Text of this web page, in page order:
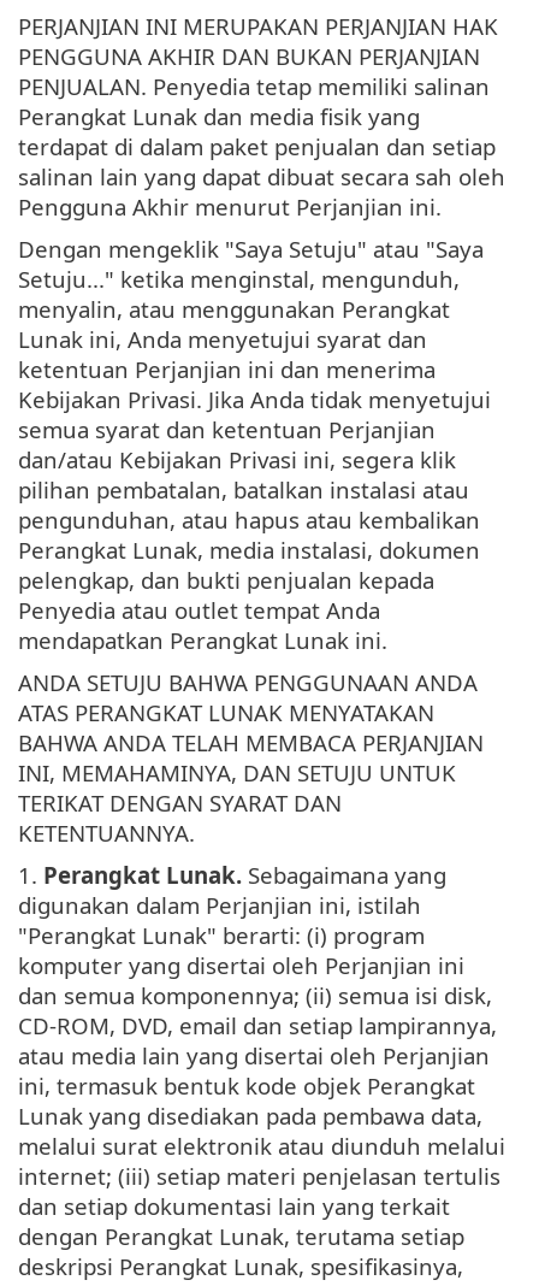
PERJANJIAN INI MERUPAKAN PERJANJIAN HAK
PENGGUNA AKHIR DAN BUKAN PERJANJIAN
PENJUALAN. Penyedia tetap memiliki salinan
Perangkat Lunak dan media fisik yang
terdapat di dalam paket penjualan dan setiap
salinan lain yang dapat dibuat secara sah oleh
Pengguna Akhir menurut Perjanjian ini.
Dengan mengeklik "Saya Setuju" atau "Saya
Setuju..." ketika menginstal, mengunduh,
menyalin, atau menggunakan Perangkat
Lunak ini, Anda menyetujui syarat dan
ketentuan Perjanjian ini dan menerima
Kebijakan Privasi. Jika Anda tidak menyetujui
semua syarat dan ketentuan Perjanjian
dan/atau Kebijakan Privasi ini, segera klik
pilihan pembatalan, batalkan instalasi atau
pengunduhan, atau hapus atau kembalikan
Perangkat Lunak, media instalasi, dokumen
pelengkap, dan bukti penjualan kepada
Penyedia atau outlet tempat Anda
mendapatkan Perangkat Lunak ini.
ANDA SETUJU BAHWA PENGGUNAAN ANDA
ATAS PERANGKAT LUNAK MENYATAKAN
BAHWA ANDA TELAH MEMBACA PERJANJIAN
INI, MEMAHAMINYA, DAN SETUJU UNTUK
TERIKAT DENGAN SYARAT DAN
KETENTUANNYA.
1. Perangkat Lunak. Sebagaimana yang
digunakan dalam Perjanjian ini, istilah
"Perangkat Lunak" berarti: (i) program
komputer yang disertai oleh Perjanjian ini
dan semua komponennya; (ii) semua isi disk,
CD-ROM, DVD, email dan setiap lampirannya,
atau media lain yang disertai oleh Perjanjian
ini, termasuk bentuk kode objek Perangkat
Lunak yang disediakan pada pembawa data,
melalui surat elektronik atau diunduh melalui
internet; (iii) setiap materi penjelasan tertulis
dan setiap dokumentasi lain yang terkait
dengan Perangkat Lunak, terutama setiap
deskripsi Perangkat Lunak, spesifikasinya,